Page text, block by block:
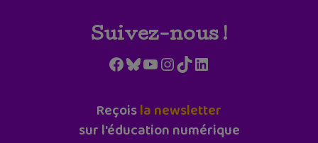
Suivez-nous !
Facebook
Bluesky
YouTube
Instagram
TikTokLinkedIn
Reçoisla newsletter
sur l'éducation numérique